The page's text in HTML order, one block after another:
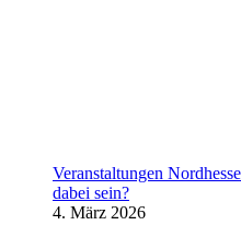
Veranstaltungen
dabei sein?
4. März 2026